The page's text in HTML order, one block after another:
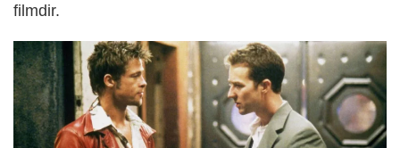
filmdir.